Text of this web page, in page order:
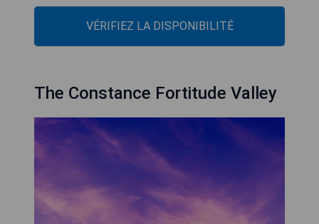
VÉRIFIEZ LA DISPONIBILITÉ
The Constance Fortitude Valley